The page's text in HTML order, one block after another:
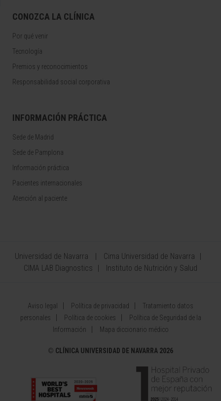
CONOZCA LA CLÍNICA
Por qué venir
Tecnología
Premios y reconocimientos
Responsabilidad social corporativa
INFORMACIÓN PRÁCTICA
Sede de Madrid
Sede de Pamplona
Información práctica
Pacientes internacionales
Atención al paciente
Universidad de Navarra
Cima Universidad de Navarra
CIMA LAB Diagnostics
Instituto de Nutrición y Salud
Aviso legal Política de privacidad
Tratamiento datos
personales
Política de cookies
Política de Seguridad de la
Información
Mapa diccionario médico
© CLÍNICA UNIVERSIDAD DE NAVARRA 2026